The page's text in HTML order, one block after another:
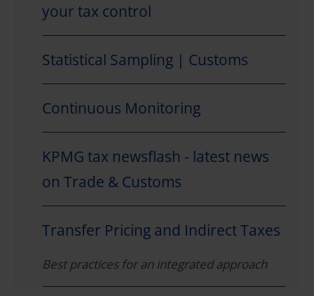
your tax control
Statistical Sampling | Customs
Continuous Monitoring
KPMG tax newsflash - latest news
on Trade & Customs
Transfer Pricing and Indirect Taxes
Best practices for an integrated approach